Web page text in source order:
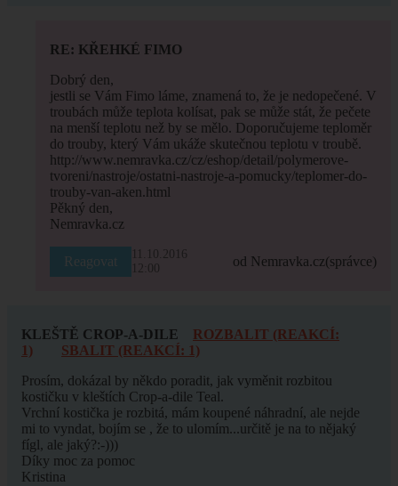
RE: KŘEHKÉ FIMO
Dobrý den,
jestli se Vám Fimo láme, znamená to, že je nedopečené. V
troubách může teplota kolísat, pak se může stát, že pečete
na menší teplotu než by se mělo. Doporučujeme teploměr
do trouby, který Vám ukáže skutečnou teplotu v troubě.
http://www.nemravka.cz/cz/eshop/detail/polymerove-
tvoreni/nastroje/ostatni-nastroje-a-pomucky/teplomer-do-
trouby-van-aken.html
Pěkný den,
Nemravka.cz
Reagovat
11.10.2016
12:00
od Nemravka.cz(správce)
KLEŠTĚ CROP-A-DILE
ROZBALIT (REAKCÍ:
1)
SBALIT (REAKCÍ: 1)
Prosím, dokázal by někdo poradit, jak vyměnit rozbitou
kostičku v kleštích Crop-a-dile Teal.
Vrchní kostička je rozbitá, mám koupené náhradní, ale nejde
mi to vyndat, bojím se , že to ulomím...určitě je na to nějaký
fígl, ale jaký?:-)))
Díky moc za pomoc
Kristina